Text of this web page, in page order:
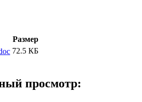
Размер
72.5 КБ
просмотр: